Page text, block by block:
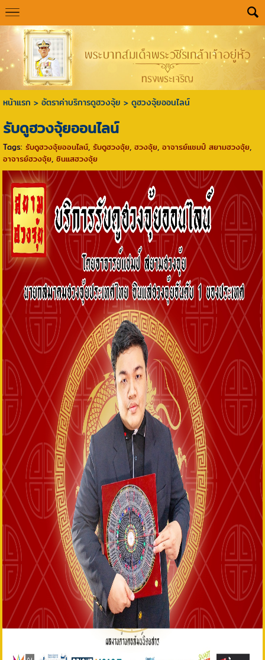
หน้าแรก > อัตราค่าบริการดูฮวงจุ้ย > ดูฮวงจุ้ยออนไลน์
รับดูฮวงจุ้ยออนไลน์
Tags: รับดูฮวงจุ้ยออนไลน์, รับดูฮวงจุ้ย, ฮวงจุ้ย, อาจารย์แชมป์ สยามฮวงจุ้ย,
อาจารย์ฮวงจุ้ย, ซินแสฮวงจุ้ย